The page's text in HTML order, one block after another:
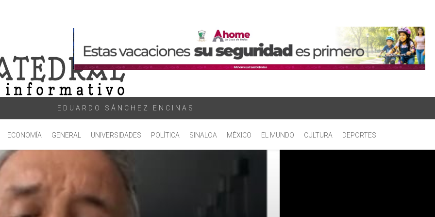
EDUARDO SÁNCHEZ ENCINAS
ECONOMÍA GENERAL UNIVERSIDADES POLÍTICA SINALOA MÉXICO EL MUNDO CULTURA DEPORTES